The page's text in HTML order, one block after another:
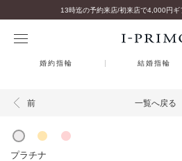
婚約指輪 結婚指輪
前 一覧へ戻る
プラチナ